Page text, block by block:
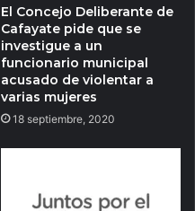
El Concejo Deliberante de
Cafayate pide que se
investigue a un
funcionario municipal
acusado de violentar a
varias mujeres
18 septiembre, 2020